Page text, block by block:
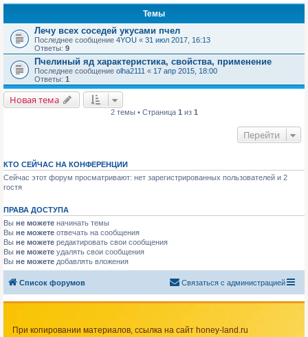
Темы
Лечу всех соседей укусами пчел
Последнее сообщение 4YOU « 31 июл 2017, 16:13
Ответы: 9
Пчелиный яд характеристика, свойства, применение
Последнее сообщение olha2111 « 17 апр 2015, 18:00
Ответы: 1
Новая тема
2 темы • Страница 1 из 1
Перейти
КТО СЕЙЧАС НА КОНФЕРЕНЦИИ
Сейчас этот форум просматривают: нет зарегистрированных пользователей и 2
гостя
ПРАВА ДОСТУПА
Вы не можете начинать темы
Вы не можете отвечать на сообщения
Вы не можете редактировать свои сообщения
Вы не можете удалять свои сообщения
Вы не можете добавлять вложения
Список форумов Связаться с администрацией
При копировании материалов, ссылка на сайт honey-land.ru